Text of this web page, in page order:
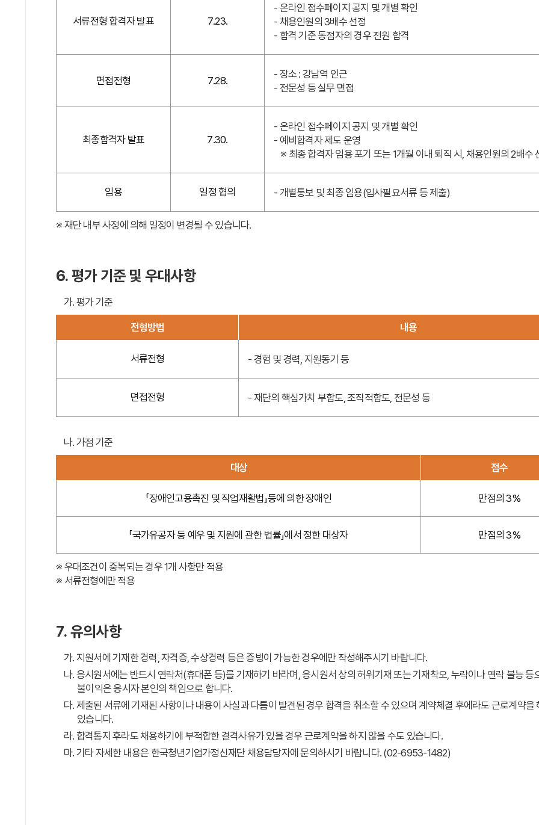
서류전형 합격자 발표 7.23.
- 온라인 접수페이지 공지 및 개별 확인
- 채용인원의 3배수 선정
- 합격 기준 동점자의 경우 전원 합격
면접전형 7.28.
- 장소 : 강남역 인근
- 전문성 등 실무 면접
최종합격자 발표 7.30.
- 온라인 접수페이지 공지 및 개별 확인
- 예비합격자 제도 운영
※ 최종 합격자 임용 포기 또는 1개월 이내 퇴직 시, 채용인원의 2배수
임용 일정 협의 - 개별통보 및 최종 임용(입사필요서류 등 제출)
※ 재단 내부 사정에 의해 일정이 변경될 수 있습니다.
6. 평가 기준 및 우대사항
가. 평가 기준
전형방법
내용
서류전형 - 경험 및 경력, 지원동기 등
면접전형 - 재단의 핵심가치 부합도, 조직적합도, 전문성 등
나. 가점 기준
대상
점수
「장애인고용촉진 및 직업재활법」등에 의한 장애인 만점의 3%
「국가유공자 등 예우 및 지원에 관한 법률」에서 정한 대상자 만점의 3%
※ 우대조건이 중복되는 경우 1개 사항만 적용
※ 서류전형에만 적용
7. 유의사항
가. 지원서에 기재한 경력, 자격증, 수상경력 등은 증빙이 가능한 경우에만 작성해주시기 바랍니다.
나. 응시원서에는 반드시 연락처(휴대폰 등)를 기재하기 바라며, 응시원서 상의 허위기재 또는 기재착오, 누락이나 연락 불능 등
불이익은 응시자 본인의 책임으로 합니다.
다. 제출된 서류에 기재된 사항이나 내용이 사실과 다름이 발견된 경우 합격을 취소할 수 있으며 계약체결 후에라도 근로계약을
있습니다.
라. 합격통지 후라도 채용하기에 부적합한 결격사유가 있을 경우 근로계약을 하지 않을 수도 있습니다.
마. 기타 자세한 내용은 한국청년기업가정신재단 채용담당자에 문의하시기 바랍니다. (02-6953-1482)